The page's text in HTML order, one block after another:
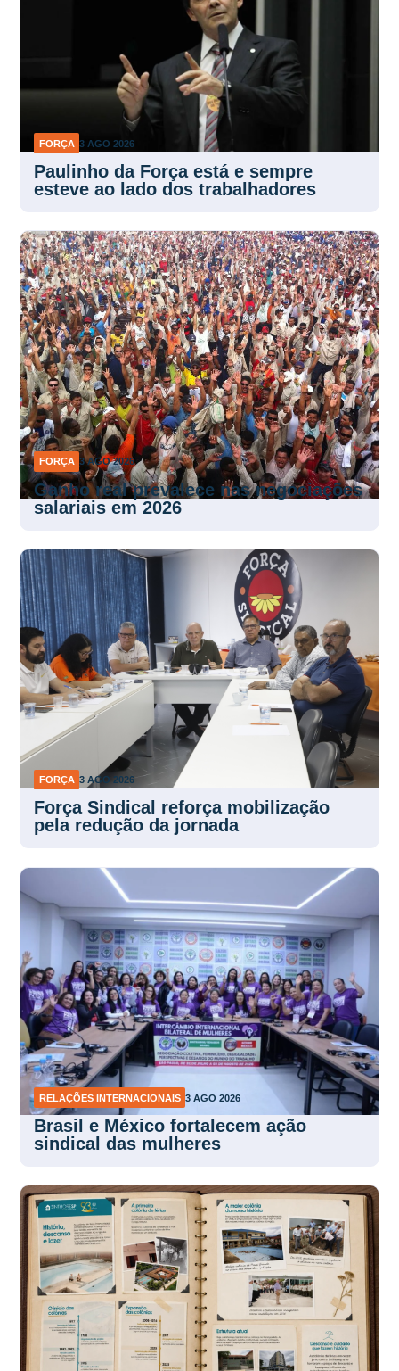
FORÇA 3 AGO 2026
Paulinho da Força está e sempre
esteve ao lado dos trabalhadores
FORÇA 3 AGO 2026
Ganho real prevalece nas negociações
salariais em 2026
FORÇA 3 AGO 2026
Força Sindical reforça mobilização
pela redução da jornada
RELAÇÕES INTERNACIONAIS 3 AGO 2026
Brasil e México fortalecem ação
sindical das mulheres